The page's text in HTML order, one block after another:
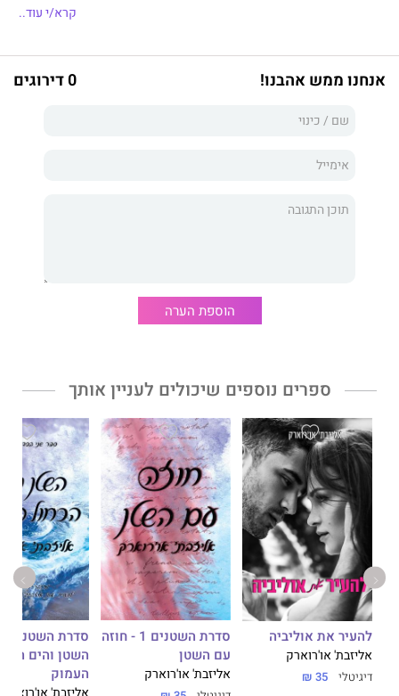
– לרגעים הכי טובים שלי, וגם לאלה הגרועים ביותר.
החיים שלנו אולי השתנו, אבל המשיכה בינינו חזקה כמו שהיתה
על המחברת:
לא כותבת, היא אוהבת לבלות עם שלושת ילדיה – שכבר בגיל
ההתבגרות ומקווים, כנראה, שהיא תמצא משהו אחר לעשות עם הזמן
שלה. כמו כן, אפשר למצוא אותה בפייסבוק בדיונים אם "מת לחיות"
קרא/י עוד..
אנחנו ממש אהבנו! 0 דירוגים
הוספת הערה
ספרים נוספים שיכולים לעניין אותך
להעיר את אוליביה
אליזבת' או'רוארק
דיגיטלי 35 ₪
סדרת השטנים 1 - חוזה
עם השטן
אליזבת' או'רוארק
השטן והים
העמוק